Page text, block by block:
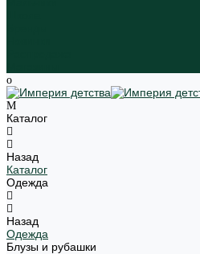
Каталог
Назад
Каталог
Одежда
Назад
Одежда
Блузы и рубашки